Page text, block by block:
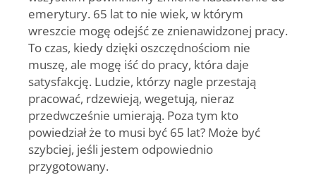
emerytury. 65 lat to nie wiek, w którym
wreszcie mogę odejść ze znienawidzonej pracy.
To czas, kiedy dzięki oszczędnościom nie
muszę, ale mogę iść do pracy, która daje
satysfakcję. Ludzie, którzy nagle przestają
pracować, rdzewieją, wegetują, nieraz
przedwcześnie umierają. Poza tym kto
powiedział że to musi być 65 lat? Może być
szybciej, jeśli jestem odpowiednio
przygotowany.